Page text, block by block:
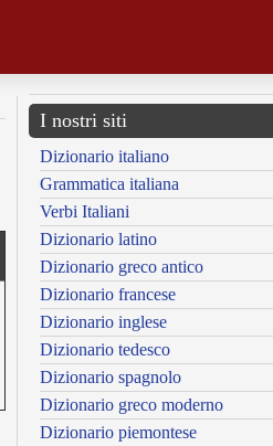
I nostri siti
Dizionario italiano
Grammatica italiana
Verbi Italiani
Dizionario latino
Dizionario greco antico
Dizionario francese
Dizionario inglese
Dizionario tedesco
Dizionario spagnolo
Dizionario greco moderno
Dizionario piemontese